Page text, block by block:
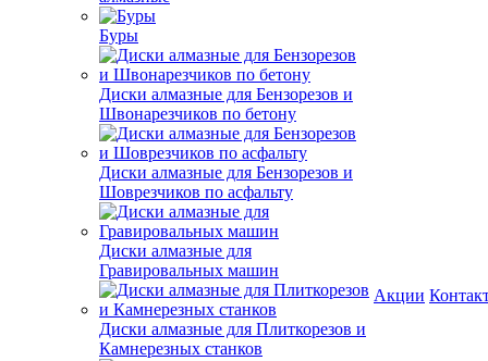
Буры
Диски алмазные для Бензорезов и
Швонарезчиков по бетону
Диски алмазные для Бензорезов и
Шоврезчиков по асфальту
Диски алмазные для
Гравировальных машин
Диски алмазные для Плиткорезов и
Камнерезных станков
Акции